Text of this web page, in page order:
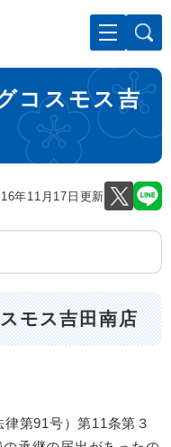
本文へ
コスモス吉
年11月17日更新
モス吉田南店
第91号）第11条第３